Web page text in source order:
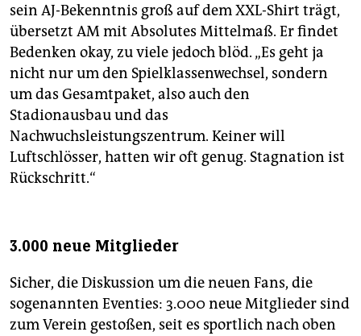
sein AJ-Bekenntnis groß auf dem XXL-Shirt trägt,
übersetzt AM mit Absolutes Mittelmaß. Er findet
Bedenken okay, zu viele jedoch blöd. „Es geht ja
nicht nur um den Spielklassenwechsel, sondern
um das Gesamtpaket, also auch den
Stadionausbau und das
Nachwuchsleistungszentrum. Keiner will
Luftschlösser, hatten wir oft genug. Stagnation ist
Rückschritt.“
3.000 neue Mitglieder
Sicher, die Diskussion um die neuen Fans, die
sogenannten Eventies: 3.000 neue Mitglieder sind
zum Verein gestoßen, seit es sportlich nach oben